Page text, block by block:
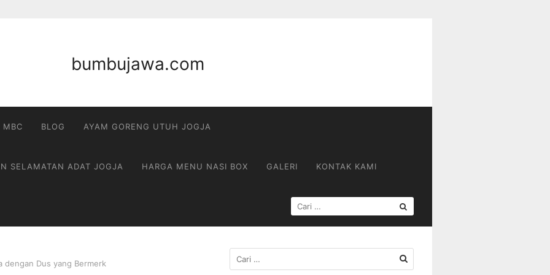
bumbujawa.com
MBC BLOG AYAM GORENG UTUH JOGJA
SELAMATAN ADAT JOGJA HARGA MENU NASI BOX GALERI KONTAK KAMI
CARI
UNTUK:
dengan Dus yang Bermerk
Cari
untuk: